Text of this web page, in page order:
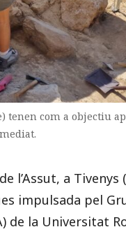
tenen com a objectiu
l’Assut, a Tivenys
impulsada pel
de la Universitat